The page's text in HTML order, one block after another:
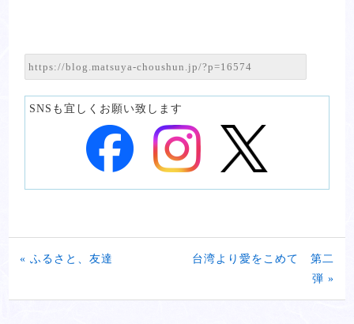
SNSも宜しくお願い致します
« ふるさと、友達
台湾より愛をこめて 第二
弾 »